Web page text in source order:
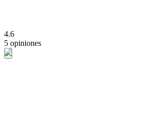
4.6
5 opiniones